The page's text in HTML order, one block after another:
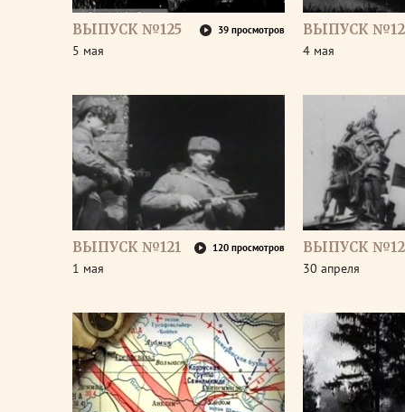
ВЫПУСК №125 39 просмотров
5 мая
ВЫПУСК
4 мая
ВЫПУСК №121 120 просмотров
1 мая
ВЫПУСК
30 апреля